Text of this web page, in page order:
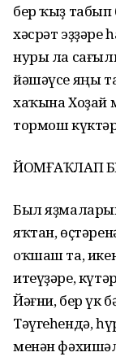
бер ҡыҙ табып
хәсрәт эҙҙәре
нуры ла
йәшәүсе яңы
хаҡына Хоҙай
тормош
ЙОМҒАҠЛАП
Был
яҡтан,
оҡшаш та,
итеүҙәре,
Йәғни, бер үк
Тәүгеһендә,
менән